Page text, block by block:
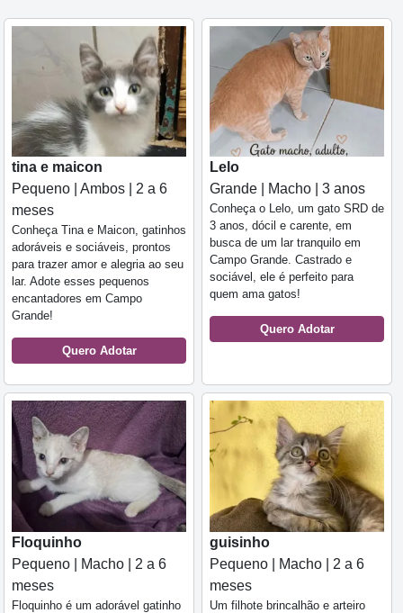
tina e maicon
Pequeno | Ambos | 2 a 6
meses
Conheça Tina e Maicon, gatinhos
adoráveis e sociáveis, prontos
para trazer amor e alegria ao seu
lar. Adote esses pequenos
encantadores em Campo
Grande!
Quero Adotar
Lelo
Grande | Macho | 3 anos
Conheça o Lelo, um gato SRD de
3 anos, dócil e carente, em
busca de um lar tranquilo em
Campo Grande. Castrado e
sociável, ele é perfeito para
quem ama gatos!
Quero Adotar
Floquinho
Pequeno | Macho | 2 a 6
meses
Floquinho é um adorável gatinho
guisinho
Pequeno | Macho | 2 a 6
meses
Um filhote brincalhão e arteiro